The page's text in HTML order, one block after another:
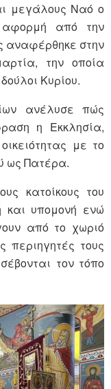
μεγάλους Ναό ο
αφορμή από την
αναφέρθηκε στην
την οποία
Κυρίου.
ανέλυσε πώς
η Εκκλησία,
με το
ως Πατέρα.
κατοίκους του
και υπομονή ενώ
από το χωριό
περιηγητές τους
τον τόπο